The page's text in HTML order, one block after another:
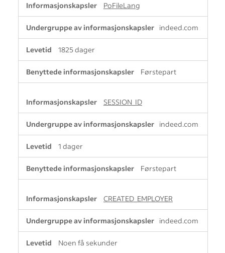
PoFileLang
indeed.com
1825 dager
Førstepart
SESSION_ID
indeed.com
1 dager
Førstepart
CREATED_EMPLOYER
indeed.com
Noen få sekunder